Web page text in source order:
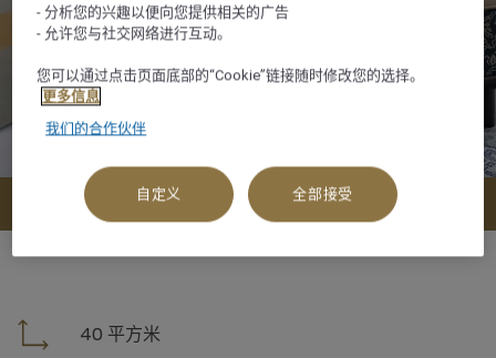
查看可订选项
40 平方米
- 分析您的兴趣以便向您提供相关的广告
- 允许您与社交网络进行互动。
您可以通过点击页面底部的“Cookie”链接随时修改您的选择。
更多信息
我们的合作伙伴
自定义 全部接受